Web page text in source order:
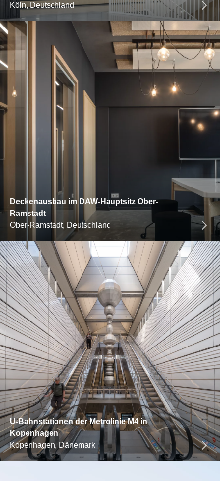
Köln, Deutschland
Deckenausbau im DAW-Hauptsitz Ober-
Ramstadt
Ober-Ramstadt, Deutschland
U-Bahnstationen der Metrolinie M4 in
Kopenhagen
Kopenhagen, Dänemark